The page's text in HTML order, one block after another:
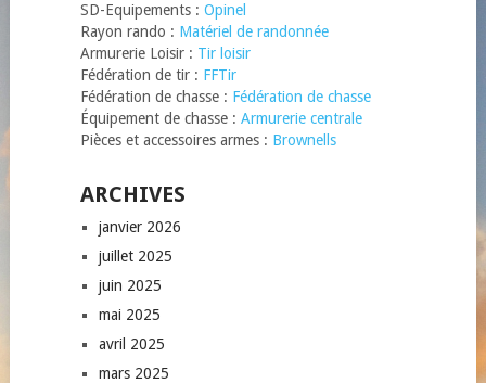
SD-Equipements : Opinel
Rayon rando : Matériel de randonnée
Armurerie Loisir : Tir loisir
Fédération de tir : FFTir
Fédération de chasse : Fédération de chasse
Équipement de chasse : Armurerie centrale
Pièces et accessoires armes : Brownells
ARCHIVES
janvier 2026
juillet 2025
juin 2025
mai 2025
avril 2025
mars 2025